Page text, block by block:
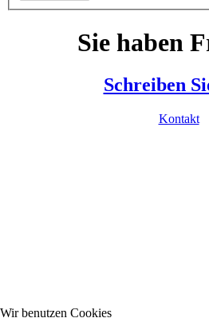
Sie haben
Schreiben
Kontakt
Wir benutzen Cookies